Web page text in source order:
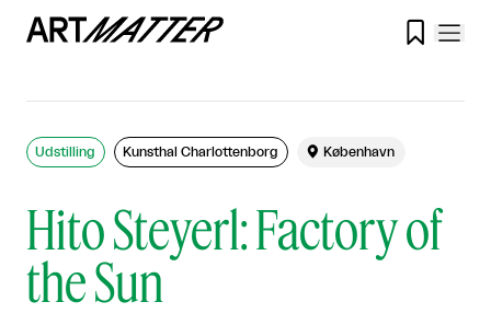

Hito Steyerl: Factory of
the Sun
Udstilling Kunsthal Charlottenborg  København